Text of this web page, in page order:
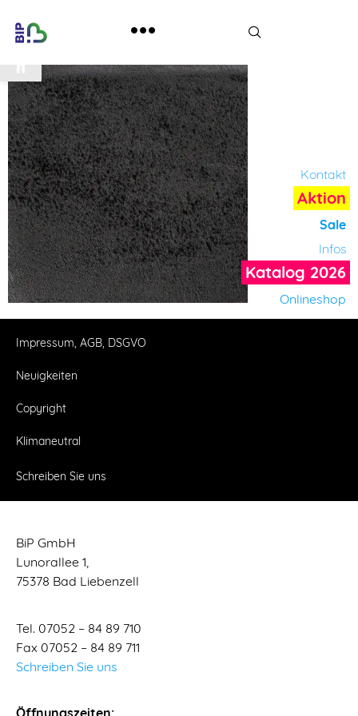
Werkzeugleiste öffnen
Kontakt
Aktion
Sale
Infos
Katalog 2026
Onlineshop
Impressum, AGB, DSGVO
Neuigkeiten
Copyright
Klimaneutral
Schreiben Sie uns
BiP GmbH
Lunorallee 1,
75378 Bad Liebenzell
Tel. 07052 – 84 89 710
Fax 07052 – 84 89 711
Schreiben Sie uns